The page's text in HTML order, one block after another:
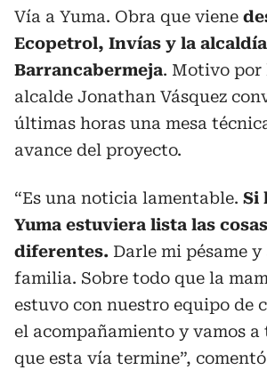
Vía a Yuma. Obra que viene
Ecopetrol, Invías y la
Barrancabermeja. Motivo por
alcalde Jonathan Vásquez
últimas horas una mesa
avance del proyecto.
“Es una noticia lamentable. Si
Yuma estuviera lista las
diferentes. Darle mi pésame
familia. Sobre todo que la
estuvo con nuestro equipo de
el acompañamiento y vamos
que esta vía termine”,